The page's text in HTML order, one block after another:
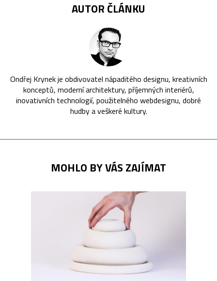
AUTOR ČLÁNKU
Ondřej Krynek je obdivovatel nápaditého designu, kreativních
konceptů, moderní architektury, příjemných interiérů,
inovativních technologií, použitelného webdesignu, dobré
hudby a veškeré kultury.
MOHLO BY VÁS ZAJÍMAT